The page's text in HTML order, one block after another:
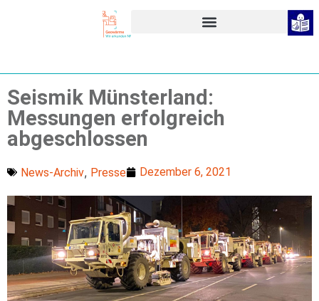
Seismik Münsterland:
Messungen erfolgreich
abgeschlossen
News-Archiv, Presse Dezember 6, 2021